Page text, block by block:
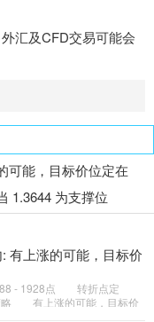
汇及CFD交易可能会
可能，目标价位定在
1.3644 为支撑位
有上涨的可能，目标价
- 1928点 转折点定
上涨的可能，目标价